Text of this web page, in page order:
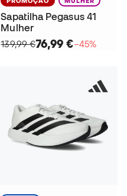
Sapatilha Pegasus 41
Mulher
139,99 €76,99 €−45%